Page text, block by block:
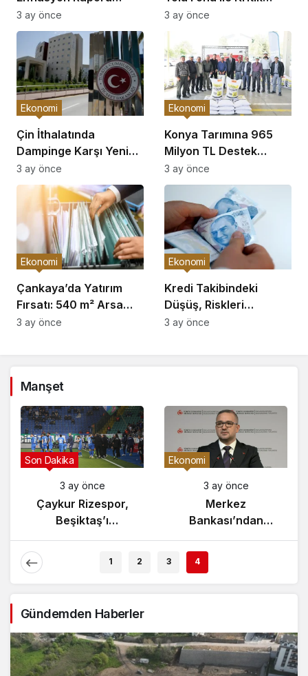
Açıklaması
3 ay önce
Görüşme
3 ay önce
Çin İthalatında
Dampinge Karşı Yeni
Önlemler!
Ekonomi
3 ay önce
Konya Tarımına 965
Milyon TL Destek
Açıklaması
Ekonomi
3 ay önce
Çankaya’da Yatırım
Fırsatı: 540 m² Arsa
Satışı
Ekonomi
3 ay önce
Kredi Takibindeki
Düşüş, Riskleri
Artırıyor!
Ekonomi
3 ay önce
Manşet
Gündem
3 ay önce
Yunanistan’da
Zeybek Tartışması
Son Dakika
3 ay önce
Çaykur Rizespor,
Beşiktaş’ı
1 2 3 4
Gündemden Haberler